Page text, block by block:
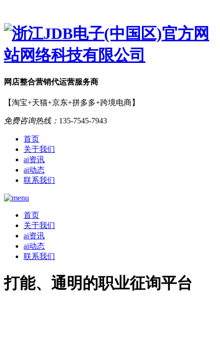
网店整合营销代运营服务商
【淘宝+天猫+京东+拼多多+跨境电商】
免费咨询热线： 135-7545-7943
首页
关于我们
ai资讯
ai动态
联系我们
首页
关于我们
ai资讯
ai动态
联系我们
打能、通明的职业征询平台